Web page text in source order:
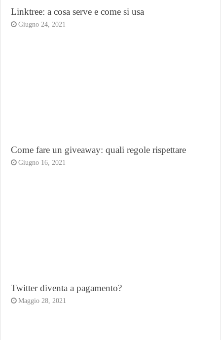
Linktree: a cosa serve e come si usa
Giugno 24, 2021
Come fare un giveaway: quali regole rispettare
Giugno 16, 2021
Twitter diventa a pagamento?
Maggio 28, 2021